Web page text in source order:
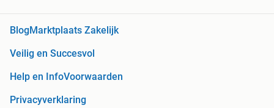
BlogMarktplaats Zakelijk
Veilig en Succesvol
Help en InfoVoorwaarden
Privacyverklaring